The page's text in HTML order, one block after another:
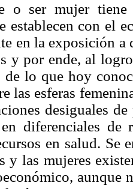
o ser mujer
establecen con el
en la exposición a
y por ende, al
de lo que hoy
las esferas
desiguales
diferenciales de
en salud. Se
y las mujeres
aunque